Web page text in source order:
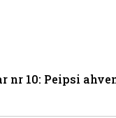
nr 10: Peipsi